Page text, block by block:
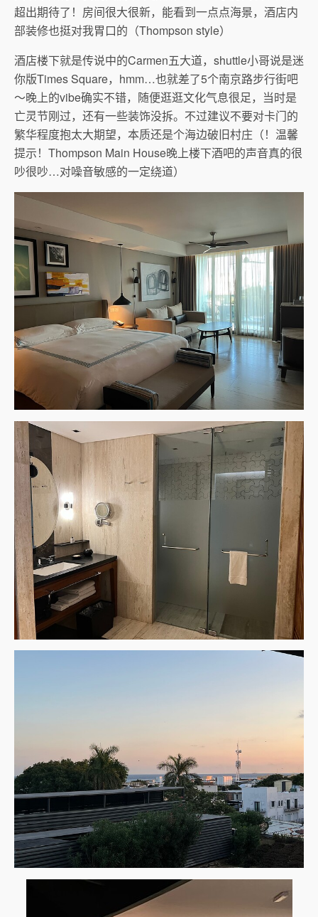
超出期待了！房间很大很新，能看到一点点海景，酒店内
部装修也挺对我胃口的（Thompson style）
酒店楼下就是传说中的Carmen五大道，shuttle小哥说是迷
你版Times Square，hmm…也就差了5个南京路步行街吧
～晚上的vibe确实不错，随便逛逛文化气息很足，当时是
亡灵节刚过，还有一些装饰没拆。不过建议不要对卡门的
繁华程度抱太大期望，本质还是个海边破旧村庄（！温馨
提示！Thompson Main House晚上楼下酒吧的声音真的很
吵很吵…对噪音敏感的一定绕道）